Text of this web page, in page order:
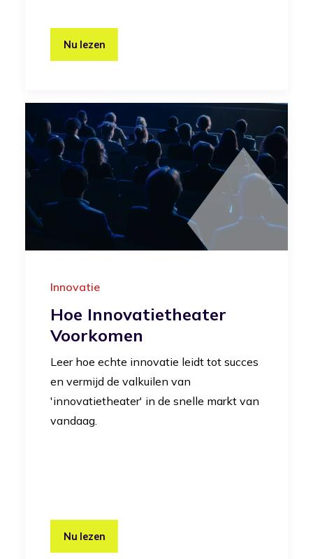
Nu lezen
Innovatie
Hoe Innovatietheater
Voorkomen
Leer hoe echte innovatie leidt tot succes
en vermijd de valkuilen van
'innovatietheater' in de snelle markt van
vandaag.
Nu lezen